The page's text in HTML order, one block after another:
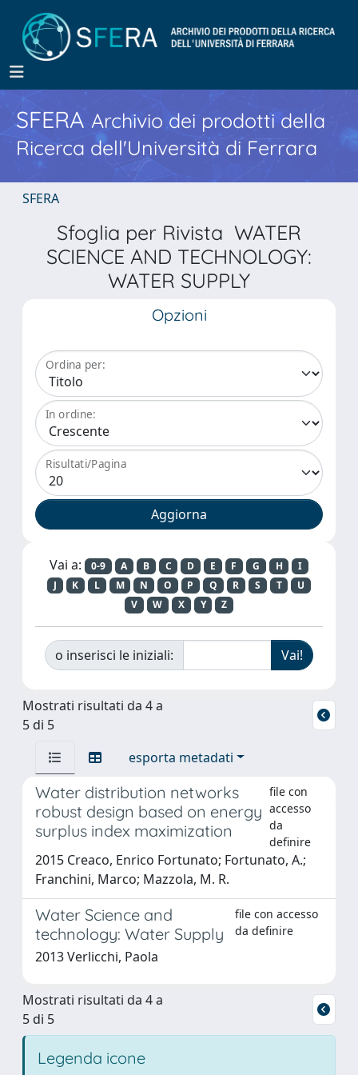
SFERA Archivio dei prodotti della
Ricerca dell'Università di Ferrara
SFERA
Sfoglia per Rivista WATER
SCIENCE AND TECHNOLOGY:
WATER SUPPLY
Opzioni
Ordina per:
In ordine:
Risultati/Pagina
Vai a: 0-9 A B C D E F G H
I
J
K L M N O P Q R S T
U
V
W X Y Z
o inserisci le iniziali:
Mostrati risultati da 4 a
5 di 5
esporta metadati
Water distribution networks
robust design based on energy
surplus index maximization
file con
accesso
da
definire
2015 Creaco, Enrico Fortunato; Fortunato, A.;
Franchini, Marco; Mazzola, M. R.
Water Science and
technology: Water Supply
file con accesso
da definire
2013 Verlicchi, Paola
Mostrati risultati da 4 a
5 di 5
Legenda icone